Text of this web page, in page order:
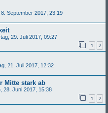
8. September 2017, 23:19
29. Juli 2017, 09:27
1 2
21. Juli 2017, 12:32
Mitte stark ab
28. Juni 2017, 15:38
1 2